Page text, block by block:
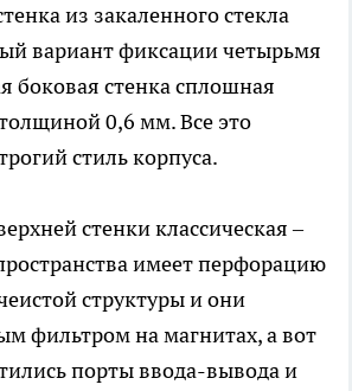
из закаленного стекла
вариант фиксации четырьмя
боковая стенка сплошная
0,6 мм. Все это
стиль корпуса.
стенки классическая –
имеет перфорацию
структуры и они
фильтром на магнитах, а вот
порты ввода-вывода и